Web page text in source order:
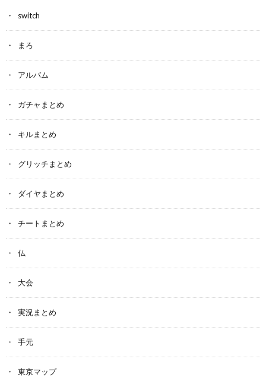
switch
まろ
アルバム
ガチャまとめ
キルまとめ
グリッチまとめ
ダイヤまとめ
チートまとめ
仏
大会
実況まとめ
手元
東京マップ